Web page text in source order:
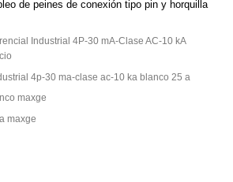
de peines de conexión tipo pin y horquilla
Industrial 4P-30 mA-Clase AC-10 kA
4p-30 ma-clase ac-10 ka blanco 25 a
maxge
maxge